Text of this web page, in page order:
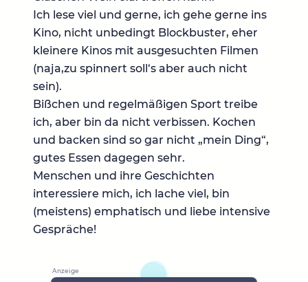
Ich lese viel und gerne, ich gehe gerne ins
Kino, nicht unbedingt Blockbuster, eher
kleinere Kinos mit ausgesuchten Filmen
(naja,zu spinnert soll‘s aber auch nicht
sein).
Bißchen und regelmäßigen Sport treibe
ich, aber bin da nicht verbissen. Kochen
und backen sind so gar nicht „mein Ding“,
gutes Essen dagegen sehr.
Menschen und ihre Geschichten
interessiere mich, ich lache viel, bin
(meistens) emphatisch und liebe intensive
Gespräche!